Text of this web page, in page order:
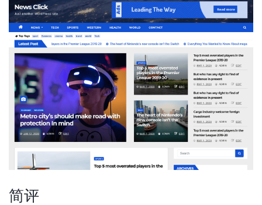
简评